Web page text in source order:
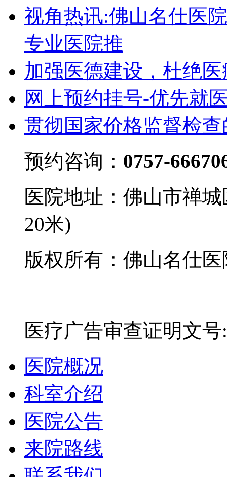
视角热讯:佛山名仕医
专业医院推
加强医德建设，杜绝
网上预约挂号-优先就
贯彻国家价格监督检
预约咨询： 0757-
医院地址：佛山市禅
20米)
版权所有：佛山名仕
医疗广告审查证明文
医院概况
科室介绍
医院公告
来院路线